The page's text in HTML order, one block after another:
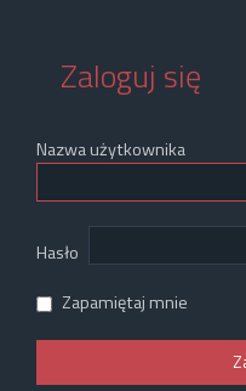
Zaloguj się
Nazwa użytkownika
Hasło
Zapamiętaj mnie